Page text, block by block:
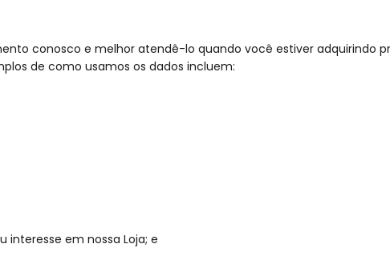
conosco e melhor atendê-lo quando você estiver adquirindo
de como usamos os dados incluem:
interesse em nossa Loja; e